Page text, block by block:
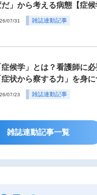
」から考える病態【症候
07/31 雑誌連動記事
症候学」とは？看護師に
症状から察する力」を身
07/23 雑誌連動記事
雑誌連動記事一覧